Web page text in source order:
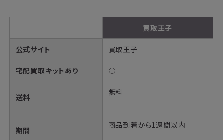
買取王子
公式サイト 買取王子
宅配買取キットあり ◯
送料
無料
期間
商品到着から1週間以内